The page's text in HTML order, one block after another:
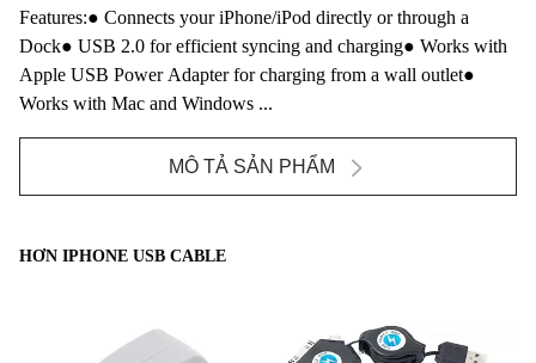
Features:● Connects your iPhone/iPod directly or through a
Dock● USB 2.0 for efficient syncing and charging● Works with
Apple USB Power Adapter for charging from a wall outlet●
Works with Mac and Windows ...
MÔ TẢ SẢN PHẨM
HƠN IPHONE USB CABLE